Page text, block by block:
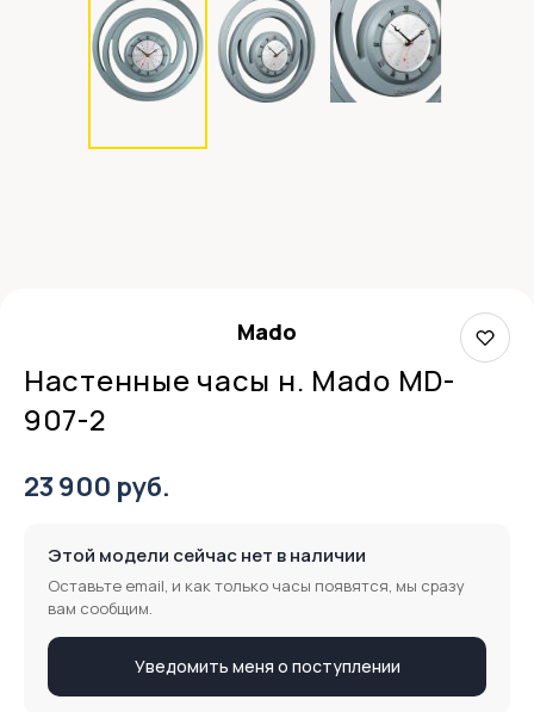
Mado
Настенные часы н. Mado MD-
907-2
23 900 руб.
Этой модели сейчас нет в наличии
Оставьте email, и как только часы появятся, мы сразу
вам сообщим.
Уведомить меня о поступлении